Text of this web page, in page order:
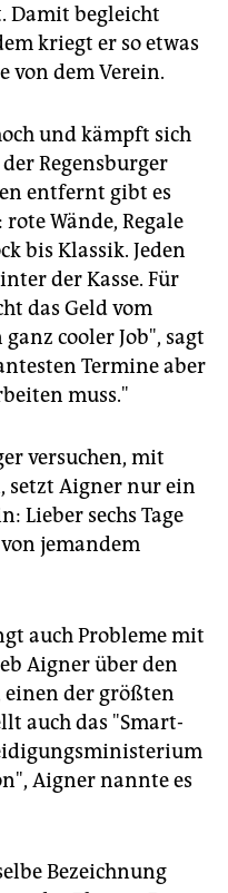
Damit begleicht
kriegt er so etwas
von dem Verein.
und kämpft sich
Regensburger
entfernt gibt es
Wände, Regale
bis Klassik. Jeden
der Kasse. Für
das Geld vom
cooler Job", sagt
Termine aber
muss."
versuchen, mit
setzt Aigner nur ein
Lieber sechs Tage
jemandem
auch Probleme mit
Aigner über den
der größten
auch das "Smart-
Aigner nannte es
Bezeichnung